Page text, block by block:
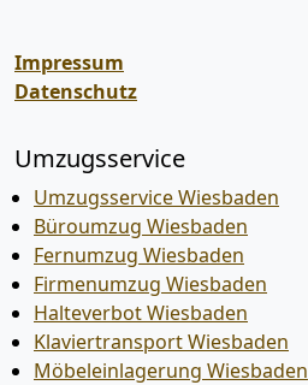
Impressum
Datenschutz
Umzugsservice
Umzugsservice Wiesbaden
Büroumzug Wiesbaden
Fernumzug Wiesbaden
Firmenumzug Wiesbaden
Halteverbot Wiesbaden
Klaviertransport Wiesbaden
Möbeleinlagerung Wiesbaden